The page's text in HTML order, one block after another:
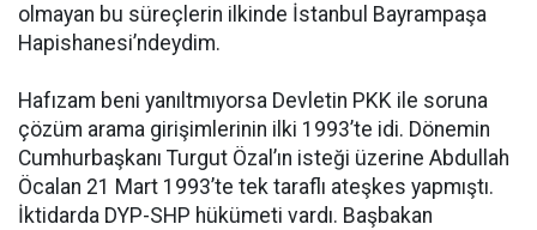
olmayan bu süreçlerin ilkinde İstanbul Bayrampaşa
Hapishanesi’ndeydim.
Hafızam beni yanıltmıyorsa Devletin PKK ile soruna
çözüm arama girişimlerinin ilki 1993’te idi. Dönemin
Cumhurbaşkanı Turgut Özal’ın isteği üzerine Abdullah
Öcalan 21 Mart 1993’te tek taraflı ateşkes yapmıştı.
İktidarda DYP-SHP hükümeti vardı. Başbakan